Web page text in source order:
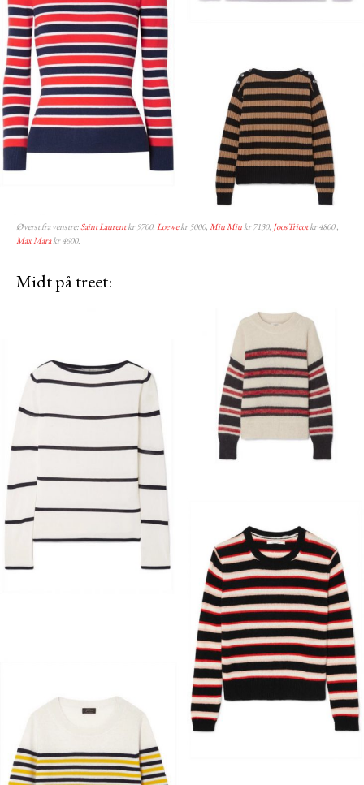
Øverst fra venstre:Saint Laurentkr 9700, Loewekr 5000, Miu Miukr 7130, JoosTricotkr 4800 ,
Max Marakr 4600.
Midt på treet: